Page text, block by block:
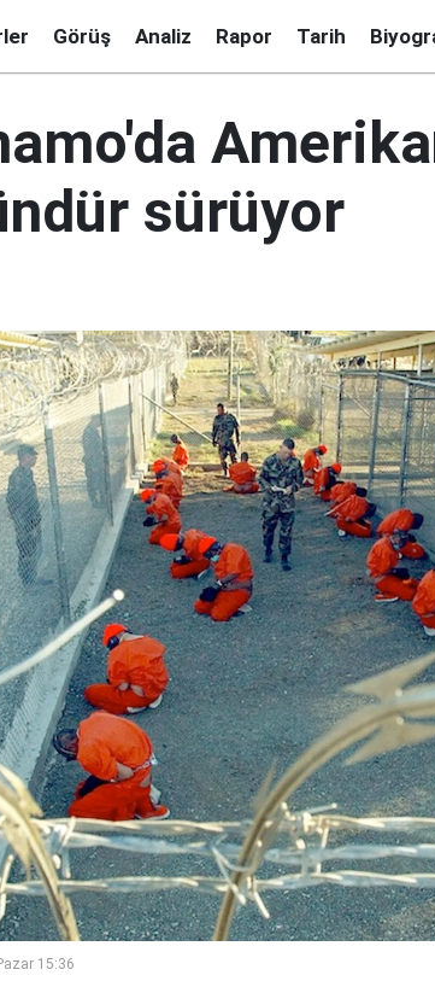
Görüş Analiz Rapor Tarih
sürüyor
15:36